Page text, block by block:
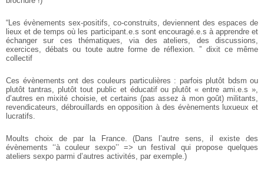
“Les évènements sex-positifs, co-construits, deviennent des espaces de
lieux et de tempsoù les participant.e.s sont encouragé.e.s à apprendre et
échanger sur ces thématiques, via des ateliers, des discussions,
exercices, débats ou toute autre forme de réflexion. ” dixit ce même
collectif
Ces évènements ont des couleurs particulières : parfois plutôt bdsm ou
plutôt tantras,
plutôt tout public et éducatif ou plutôt « entre ami.e.s »,
d’autres en mixité choisie, et certains (pas assez à mon goût) militants,
revendicateurs, débrouillards en opposition à des évènements luxueux et
lucratifs.
Moults choix de par la France.
(Dans l’autre sens, il existe des
évènements ‘‘à couleur sexpo’’ => un festival qui propose quelques
ateliers sexpo parmi d’autres activités, par exemple.)